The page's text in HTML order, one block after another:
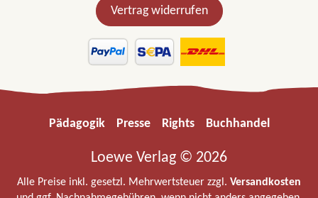
Vertrag widerrufen
Pädagogik Presse Rights Buchhandel
Loewe Verlag © 2026
Alle Preise inkl. gesetzl. Mehrwertsteuer zzgl. Versandkosten